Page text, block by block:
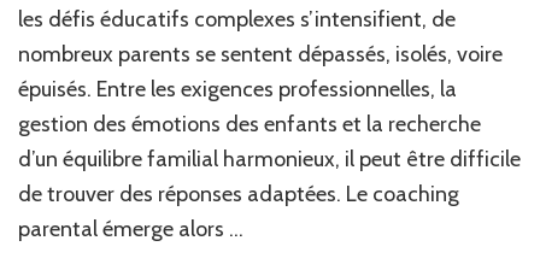
:
pour
les défis éducatifs complexes s’intensifient, de
nombreux parents se sentent dépassés, isolés, voire
épuisés. Entre les exigences professionnelles, la
gestion des émotions des enfants et la recherche
d’un équilibre familial harmonieux, il peut être difficile
de trouver des réponses adaptées. Le coaching
parental émerge alors …